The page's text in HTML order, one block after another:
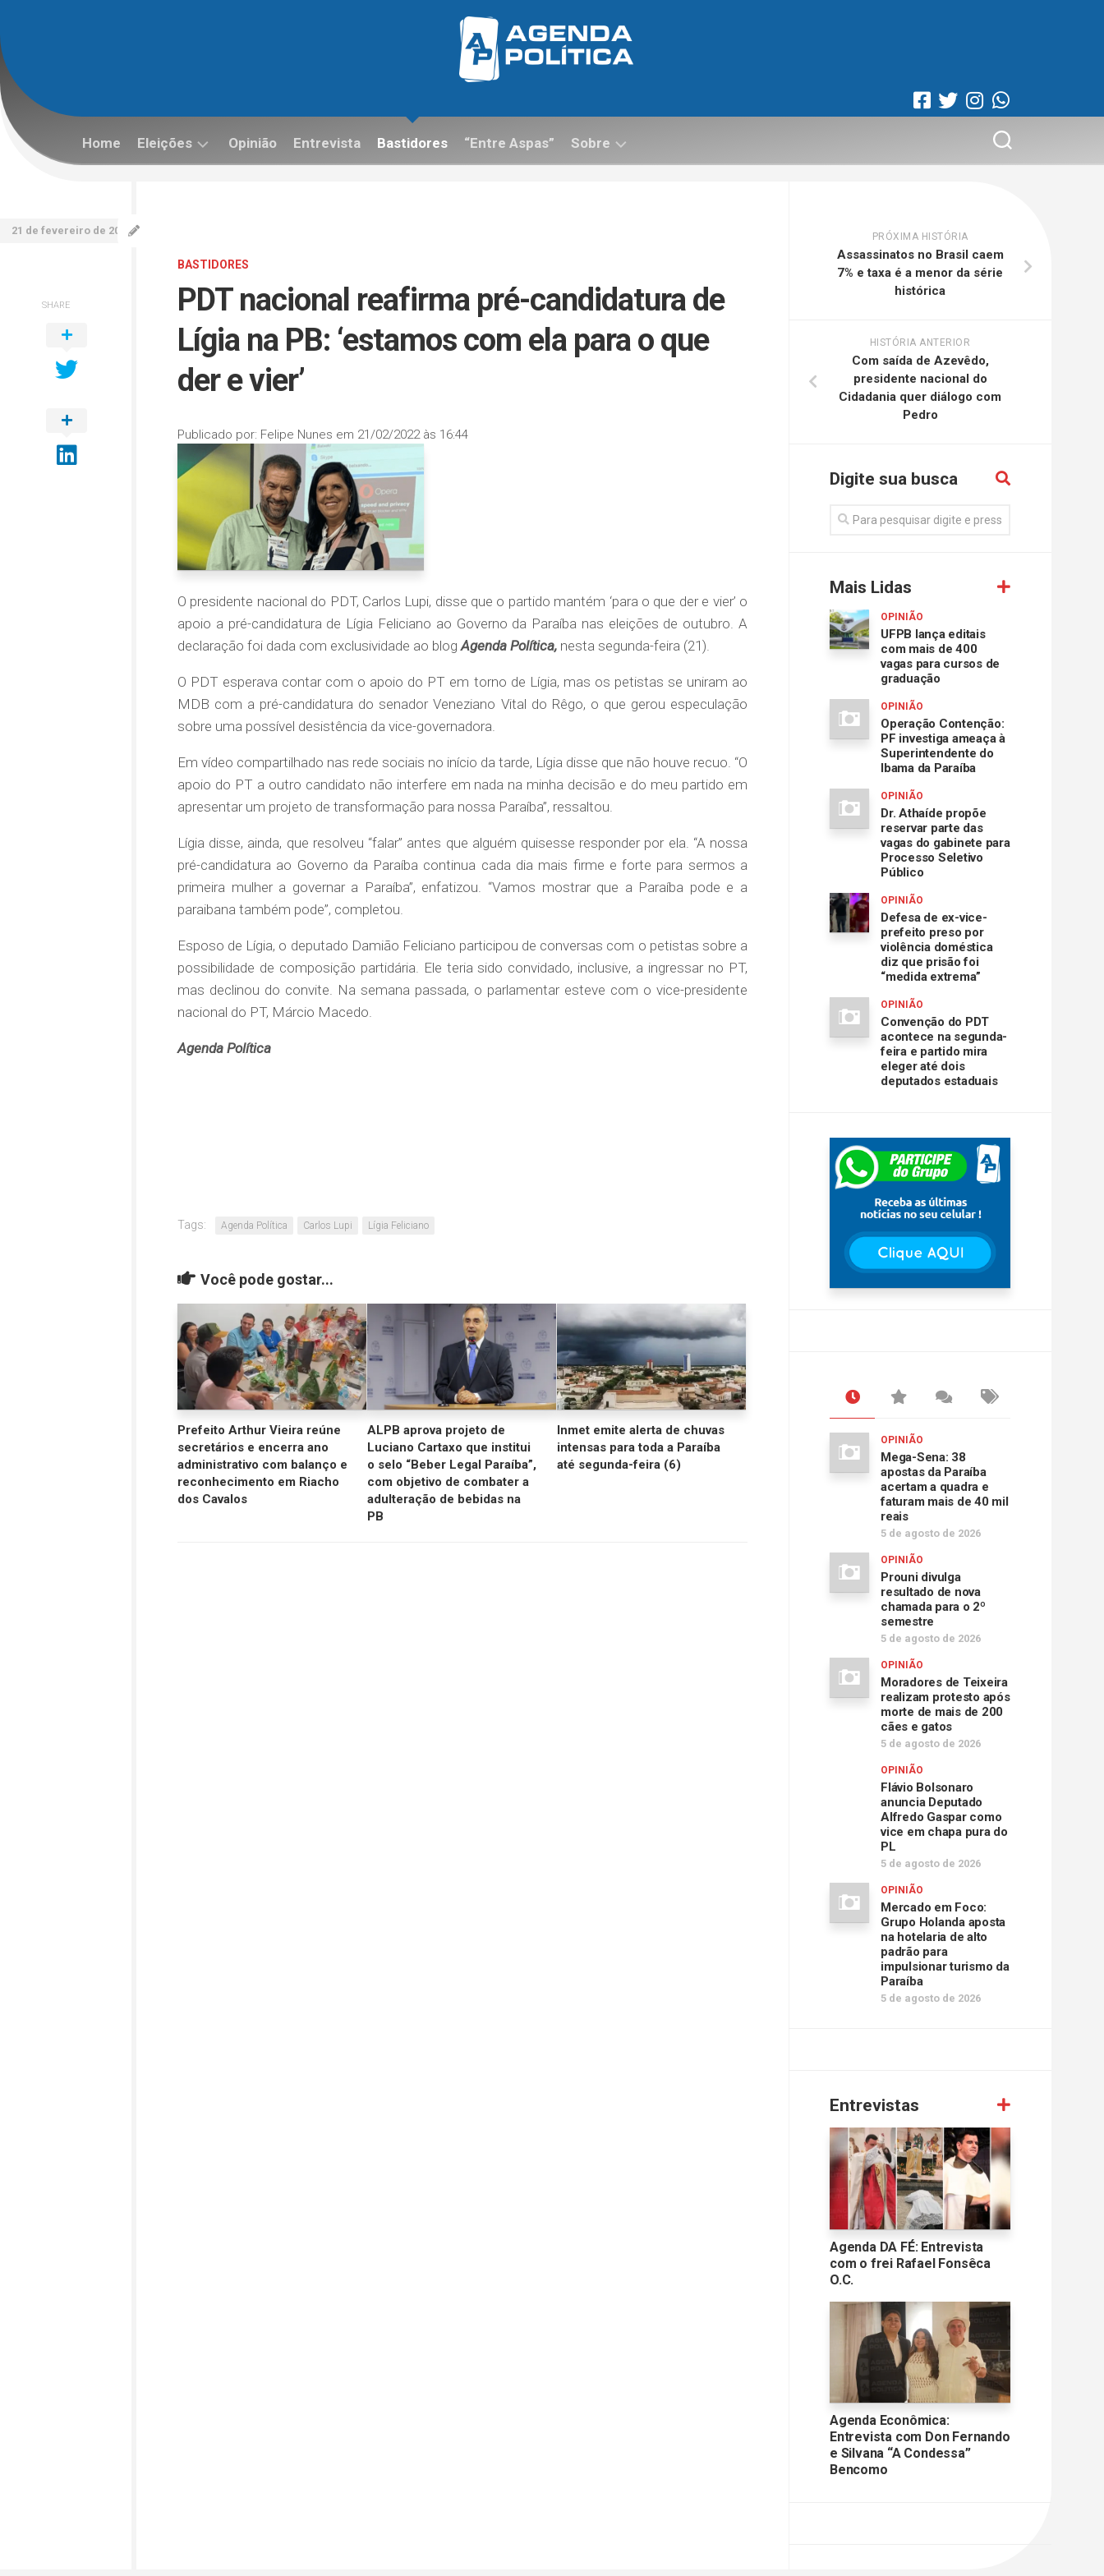
content
Home Eleições Opinião Entrevista Bastidores “Entre Aspas” Sobre
BASTIDORES
PDT nacional reafirma pré-candidatura de
Lígia na PB: ‘estamos com ela para o que
der e vier’
Publicado por: Felipe Nunes em 21/02/2022 às 16:44
21 de fevereiro de 2022
O presidente nacional do PDT, Carlos Lupi, disse que o partido mantém ‘para o que der e vier’ o
apoio a pré-candidatura de Lígia Feliciano ao Governo da Paraíba nas eleições de outubro. A
declaração foi dada com exclusividade ao blogAgenda Política, nesta segunda-feira (21).
O PDT esperava contar com o apoio do PT em torno de Lígia, mas os petistas se uniram ao
MDB com a pré-candidatura do senador Veneziano Vital do Rêgo, o que gerou especulação
sobre uma possível desistência da vice-governadora.
Em vídeo compartilhado nas rede sociais no início da tarde, Lígia disse que não houve recuo. “O
apoio do PT a outro candidato não interfere em nada na minha decisão e do meu partido em
apresentar um projeto de transformação para nossa Paraíba”, ressaltou.
Lígia disse, ainda, que resolveu “falar” antes que alguém quisesse responder por ela. “A nossa
pré-candidatura ao Governo da Paraíba continua cada dia mais firme e forte para sermos a
primeira mulher a governar a Paraíba”, enfatizou. “Vamos mostrar que a Paraíba pode e a
paraibana também pode”, completou.
Esposo de Lígia, o deputado Damião Feliciano participou de conversas com o petistas sobre a
possibilidade de composição partidária. Ele teria sido convidado, inclusive, a ingressar no PT,
mas declinou do convite. Na semana passada, o parlamentar esteve com o vice-presidente
nacional do PT, Márcio Macedo.
Agenda Política
Tags: Agenda Política Carlos Lupi Lígia Feliciano
SHARE
Você pode gostar...
Prefeito Arthur Vieira reúne
secretários e encerra ano
administrativo com balanço e
reconhecimento em Riacho
dos Cavalos
ALPB aprova projeto de
Luciano Cartaxo que institui
o selo “Beber Legal Paraíba”,
com objetivo de combater a
adulteração de bebidas na
PB
Inmet emite alerta de chuvas
intensas para toda a Paraíba
até segunda-feira (6)
PRÓXIMA HISTÓRIA
Assassinatos no Brasil caem
7% e taxa é a menor da série
histórica
HISTÓRIA ANTERIOR
Com saída de Azevêdo,
presidente nacional do
Cidadania quer diálogo com
Pedro
Digite sua busca
Mais Lidas
OPINIÃO
UFPB lança editais
com mais de 400
vagas para cursos de
graduação
OPINIÃO
Operação Contenção:
PF investiga ameaça à
Superintendente do
Ibama da Paraíba
OPINIÃO
Dr. Athaíde propõe
reservar parte das
vagas do gabinete para
Processo Seletivo
Público
OPINIÃO
Defesa de ex-vice-
prefeito preso por
violência doméstica
diz que prisão foi
“medida extrema”
OPINIÃO
Convenção do PDT
acontece na segunda-
feira e partido mira
eleger até dois
deputados estaduais
OPINIÃO
Mega-Sena: 38
apostas da Paraíba
acertam a quadra e
faturam mais de 40 mil
reais
5 de agosto de 2026
OPINIÃO
Prouni divulga
resultado de nova
chamada para o 2º
semestre
5 de agosto de 2026
OPINIÃO
Moradores de Teixeira
realizam protesto após
morte de mais de 200
cães e gatos
5 de agosto de 2026
OPINIÃO
Flávio Bolsonaro
anuncia Deputado
Alfredo Gaspar como
vice em chapa pura do
PL
5 de agosto de 2026
OPINIÃO
Mercado em Foco:
Grupo Holanda aposta
na hotelaria de alto
padrão para
impulsionar turismo da
Paraíba
5 de agosto de 2026
Entrevistas
Agenda DA FÉ: Entrevista
com o frei Rafael Fonsêca
O.C.
Agenda Econômica:
Entrevista com Don Fernando
e Silvana “A Condessa”
Bencomo